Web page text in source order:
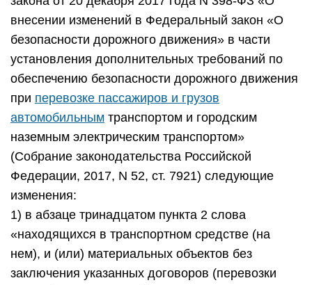
внесении изменений в Федеральный закон «О
безопасности дорожного движения» в части
установления дополнительных требований по
обеспечению безопасности дорожного движения
при перевозке пассажиров и грузов
автомобильным транспортом и городским
наземным электрическим транспортом»
(Собрание законодательства Российской
Федерации, 2017, N 52, ст. 7921) следующие
изменения:
1) в абзаце тринадцатом пункта 2 слова
«находящихся в транспортном средстве (на
нем), и (или) материальных объектов без
заключения указанных договоров (перевозки